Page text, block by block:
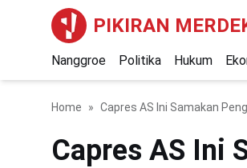
PIKIRAN
Nanggroe Politika Hukum
Home Capres AS Ini Samakan
Capres AS Ini